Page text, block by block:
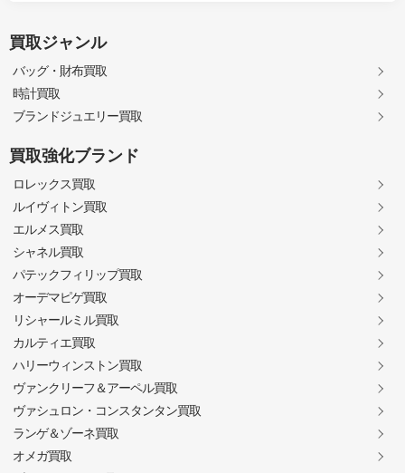
買取ジャンル
バッグ・財布買取
時計買取
ブランドジュエリー買取
買取強化ブランド
ロレックス買取
ルイヴィトン買取
エルメス買取
シャネル買取
パテックフィリップ買取
オーデマピゲ買取
リシャールミル買取
カルティエ買取
ハリーウィンストン買取
ヴァンクリーフ＆アーペル買取
ヴァシュロン・コンスタンタン買取
ランゲ＆ゾーネ買取
オメガ買取